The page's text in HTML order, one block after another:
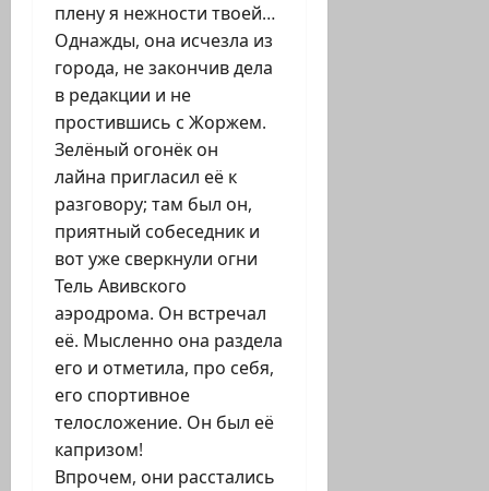
плену я нежности твоей…
Однажды, она исчезла из
города, не закончив дела
в редакции и не
простившись с Жоржем.
Зелёный огонёк он
лайна пригласил её к
разговору; там был он,
приятный собеседник и
вот уже сверкнули огни
Тель Авивского
аэродрома. Он встречал
её. Мысленно она раздела
его и отметила, про себя,
его спортивное
телосложение. Он был её
капризом!
Впрочем, они расстались